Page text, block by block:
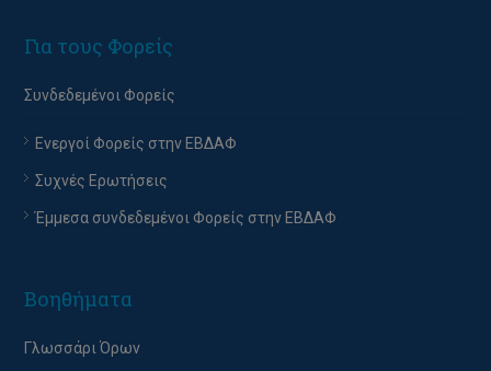
Για τους Φορείς
Συνδεδεμένοι Φορείς
Ενεργοί Φορείς στην ΕΒΔΑΦ
Συχνές Ερωτήσεις
Έμμεσα συνδεδεμένοι Φορείς στην ΕΒΔΑΦ
Βοηθήματα
Γλωσσάρι Όρων